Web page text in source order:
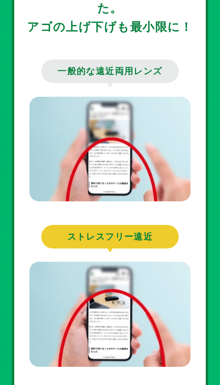
た。
アゴの上げ下げも最小限に！
一般的な遠近両用レンズ
ストレスフリー遠近